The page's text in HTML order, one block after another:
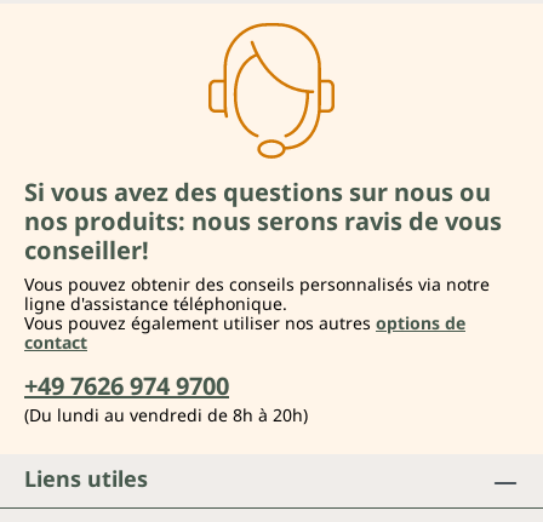
Si vous avez des questions sur nous ou
nos produits: nous serons ravis de vous
conseiller!
Vous pouvez obtenir des conseils personnalisés via notre
ligne d'assistance téléphonique.
Vous pouvez également utiliser nos autres options de
contact
+49 7626 974 9700
(Du lundi au vendredi de 8h à 20h)
Liens utiles